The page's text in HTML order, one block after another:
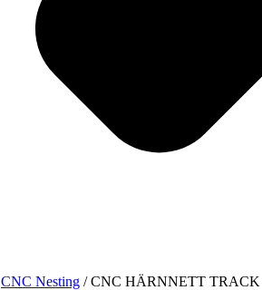
CNC Nesting / CNC HÄRNNETT TRACK